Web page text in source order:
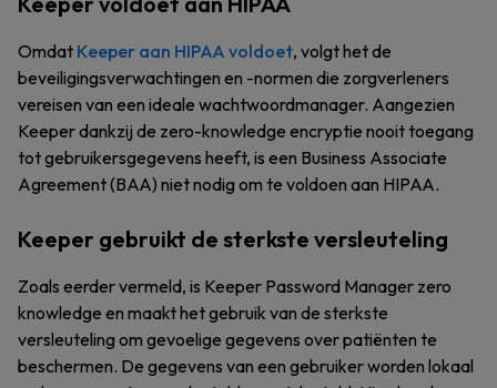
Omdat Keeper aan HIPAA voldoet, volgt het de
beveiligingsverwachtingen en -normen die zorgverleners
vereisen van een ideale wachtwoordmanager. Aangezien
Keeper dankzij de zero-knowledge encryptie nooit toegang
tot gebruikersgegevens heeft, is een Business Associate
Agreement (BAA) niet nodig om te voldoen aan HIPAA.
Keeper gebruikt de sterkste versleuteling
Zoals eerder vermeld, is Keeper Password Manager zero
knowledge en maakt het gebruik van de sterkste
versleuteling om gevoelige gegevens over patiënten te
beschermen. De gegevens van een gebruiker worden lokaal